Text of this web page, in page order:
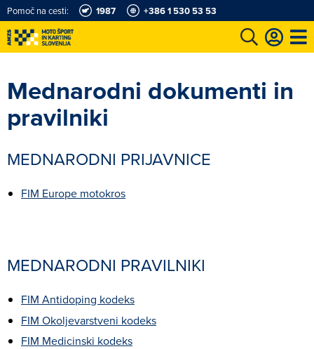
Pomoč na cesti: 1987 +386 1 530 53 53
Mednarodni dokumenti in
pravilniki
MEDNARODNI PRIJAVNICE
FIM Europe motokros
MEDNARODNI PRAVILNIKI
FIM Antidoping kodeks
FIM Okoljevarstveni kodeks
FIM Medicinski kodeks